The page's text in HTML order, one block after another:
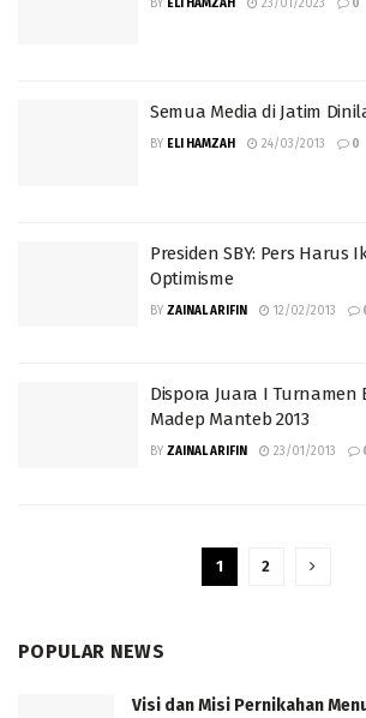
BY ELI HAMZAH 23/01/2023 0
Semua Media di Jatim
BY ELI HAMZAH 24/03/2013 0
Presiden SBY: Pers Harus
Optimisme
BY ZAINAL ARIFIN 12/02/2013
Dispora Juara I Turnamen
Madep Manteb 2013
BY ZAINAL ARIFIN 23/01/2013
1 2
POPULAR NEWS
Visi dan Misi Pernikahan